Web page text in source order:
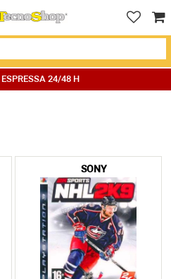
24/48 H
SONY